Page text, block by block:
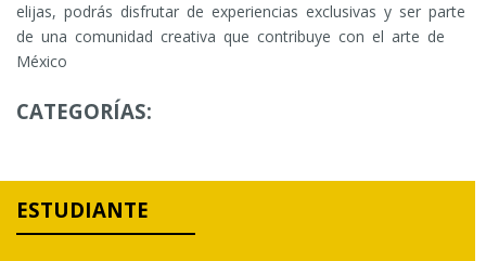
elijas, podrás disfrutar de experiencias exclusivas y ser parte
de una comunidad creativa que contribuye con el arte de
México
CATEGORÍAS:
ESTUDIANTE